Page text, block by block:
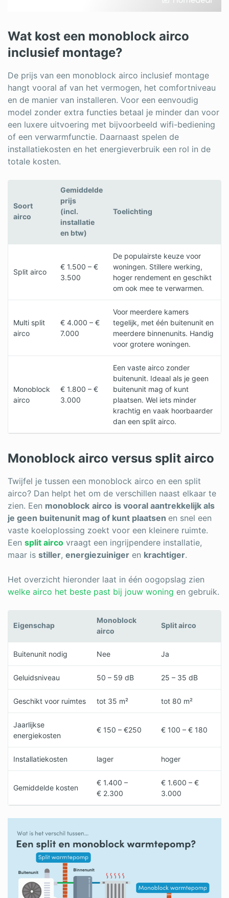
Wat kost een monoblock airco
inclusief montage?
De prijs van een monoblock airco inclusief montage
hangt vooral af van het vermogen, het comfortniveau
en de manier van installeren. Voor een eenvoudig
model zonder extra functies betaal je minder dan voor
een luxere uitvoering met bijvoorbeeld wifi-bediening
of een verwarmfunctie. Daarnaast spelen de
installatiekosten en het energieverbruik een rol in de
totale kosten.
Soort
airco
Gemiddelde
prijs
(incl.
installatie
en btw)
Toelichting
Split airco
€ 1.500 – €
3.500
De populairste keuze voor
woningen. Stillere werking,
hoger rendement en geschikt
om ook mee te verwarmen.
Multi split
airco
€ 4.000 – €
7.000
Voor meerdere kamers
tegelijk, met één buitenunit en
meerdere binnenunits. Handig
voor grotere woningen.
Monoblock
airco
€ 1.800 – €
3.000
Een vaste airco zonder
buitenunit. Ideaal als je geen
buitenunit mag of kunt
plaatsen. Wel iets minder
krachtig en vaak hoorbaarder
dan een split airco.
Monoblock airco versus split airco
Twijfel je tussen een monoblock airco en een split
airco? Dan helpt het om de verschillen naast elkaar te
zien. Een monoblock airco is vooral aantrekkelijk als
je geen buitenunit mag of kunt plaatsen en snel een
vaste koeloplossing zoekt voor een kleinere ruimte.
Een split airco vraagt een ingrijpendere installatie,
maar is stiller, energiezuiniger en krachtiger.
Het overzicht hieronder laat in één oogopslag zien
welke airco het beste past bij jouw woning en gebruik.
Eigenschap
Monoblock
airco
Split airco
Buitenunit nodig Nee Ja
Geluidsniveau 50 – 59 dB 25 – 35 dB
Geschikt voor ruimtes tot 35 m² tot 80 m²
Jaarlijkse
energiekosten
€ 150 – €250 € 100 – € 180
Installatiekosten lager hoger
Gemiddelde kosten
€ 1.400 –
€ 2.300
€ 1.600 – €
3.000